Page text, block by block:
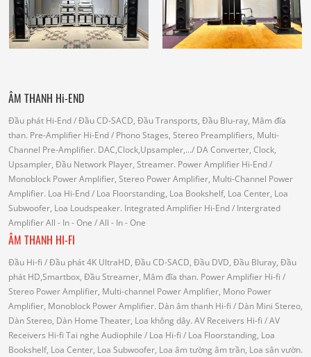
ÂM THANH Hi-END
Đầu phát Hi-End/ Đầu CD-SACD, Đầu Transports, Đầu Blu-ray, Mâm đĩa
than. Pre-Amplifier Hi-End/ Phono Stages, Stereo Preamplifiers, Multi-
Channel Pre-Amplifier. DAC,Clock,Upsampler,.../ DA Converter, Clock,
Upsampler, Đầu Network Player, Streamer. Power Amplifier Hi-End/
Monoblock Power Amplifier, Stereo Power Amplifier, Multi-Channel Power
Amplifier. Loa Hi-End/ Loa Floorstanding, Loa Bookshelf, Loa Center, Loa
Subwoofer, Loa Loudspeaker. Integrated Amplifier Hi-End/ Intergrated
AmplifierAll - In - One / All - In - One
ÂM THANH HI-FI
Đầu Hi-fi / Đầu phát 4K UltraHD, Đầu CD-SACD, Đầu DVD, Đầu Bluray, Đầu
phát HD,Smartbox, Đầu Streamer, Mâm đĩa than. Power Amplifier Hi-fi /
Stereo Power Amplifier, Multi-channel Power Amplifier, Mono Power
Amplifier, Monoblock Power Amplifier. Dàn âm thanh Hi-fi / Dàn Mini Stereo,
Dàn Stereo, Dàn Home Theater, Loa không dây. AV Receivers Hi-fi / AV
Receivers Hi-fi Tai nghe Audiophile / Loa Hi-fi / Loa Floorstanding, Loa
Bookshelf, Loa Center, Loa Subwoofer, Loa âm tường âm trần, Loa sân vườn.